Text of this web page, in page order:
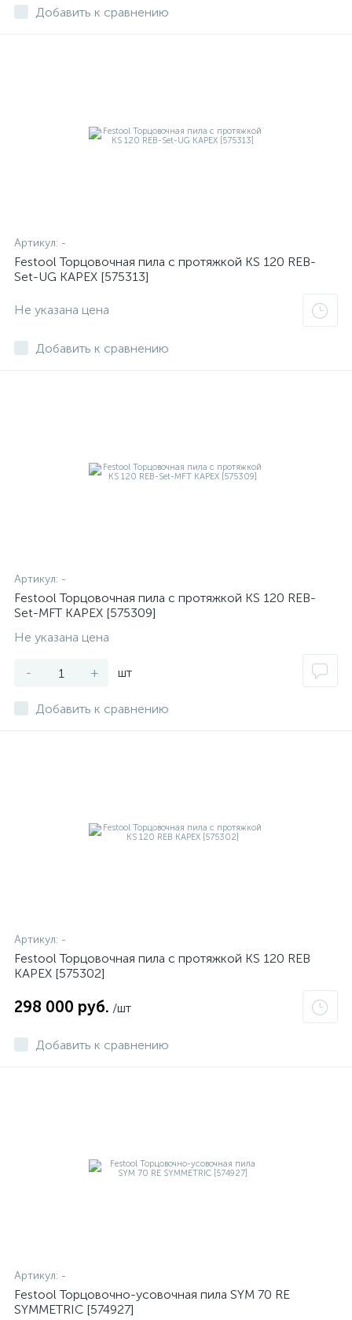
Добавить к сравнению
Артикул: -
Festool Торцовочная пила с протяжкой KS 120 REB-
Set-UG KAPEX [575313]
Не указана цена
Добавить к сравнению
Артикул: -
Festool Торцовочная пила с протяжкой KS 120 REB-
Set-MFT KAPEX [575309]
Не указана цена
- + шт
Добавить к сравнению
Артикул: -
Festool Торцовочная пила с протяжкой KS 120 REB
KAPEX [575302]
298 000 руб. /шт
Добавить к сравнению
Артикул: -
Festool Торцовочно-усовочная пила SYM 70 RE
SYMMETRIC [574927]